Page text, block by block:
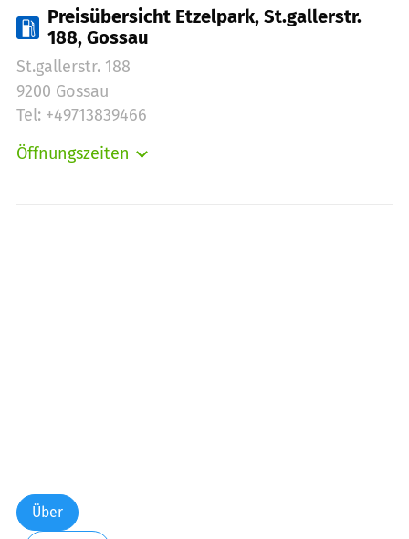
Preisübersicht Etzelpark, St.gallerstr.
188, Gossau
St.gallerstr. 188
9200 Gossau
Tel: +49713839466
Öffnungszeiten
Über